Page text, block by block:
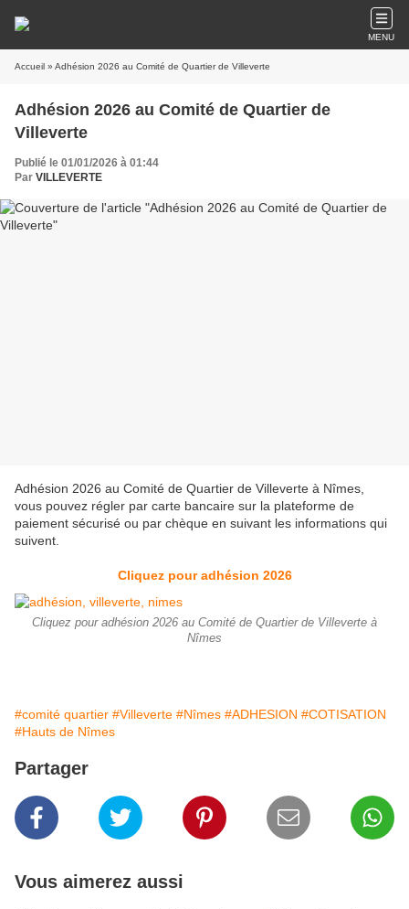
MENU
Accueil » Adhésion 2026 au Comité de Quartier de Villeverte
Adhésion 2026 au Comité de Quartier de
Villeverte
Publié le 01/01/2026 à 01:44
Par VILLEVERTE
Adhésion 2026 au Comité de Quartier de Villeverte à Nîmes,
vous pouvez régler par carte bancaire sur la plateforme de
paiement sécurisé ou par chèque en suivant les informations qui
suivent.
Cliquez pour adhésion 2026
Cliquez pour adhésion 2026 au Comité de Quartier de Villeverte à
Nîmes
#comité quartier #Villeverte #Nîmes #ADHESION #COTISATION
#Hauts de Nîmes
Partager
Vous aimerez aussi